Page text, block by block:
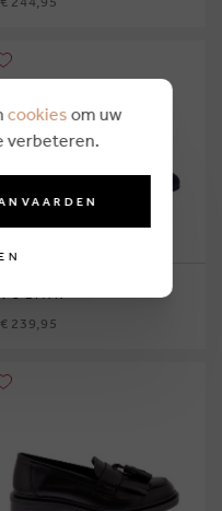
VOLTAN
€ 239,95
cookies om uw
verbeteren.